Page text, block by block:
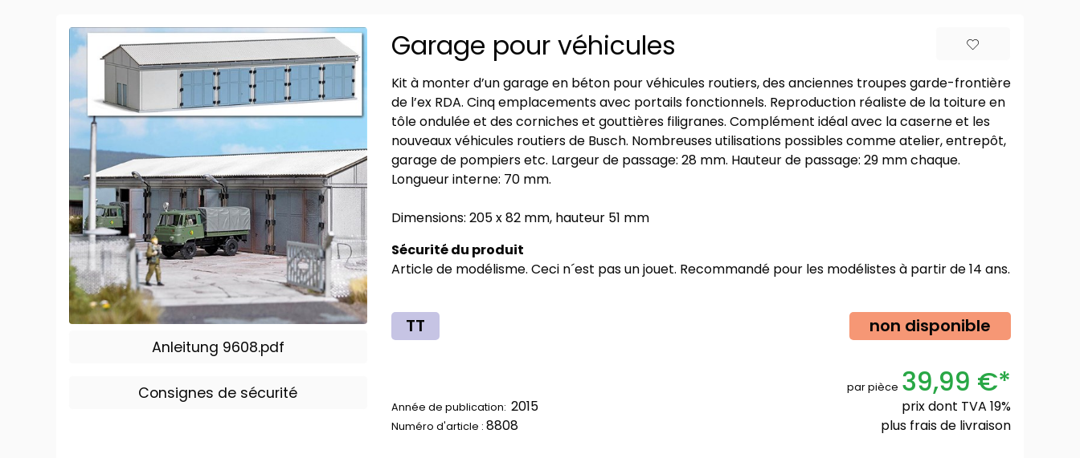
Anleitung 9608.pdf
Consignes de sécurité
Garage pour véhicules
Kit à monter d’un garage en béton pour véhicules routiers, des anciennes troupes garde-frontière
de l’ex RDA. Cinq emplacements avec portails fonctionnels. Reproduction réaliste de la toiture en
tôle ondulée et des corniches et gouttières filigranes. Complément idéal avec la caserne et les
nouveaux véhicules routiers de Busch. Nombreuses utilisations possibles comme atelier, entrepôt,
garage de pompiers etc. Largeur de passage: 28 mm. Hauteur de passage: 29 mm chaque.
Longueur interne: 70 mm.
Dimensions: 205 x 82 mm, hauteur 51 mm
Sécurité du produit
Article de modélisme. Ceci n´est pas un jouet. Recommandé pour les modélistes à partir de 14 ans.
TT non disponible
Année de publication: 2015
Numéro d'article : 8808
par pièce 39,99 €*
prix dont TVA 19%
plus frais de livraison